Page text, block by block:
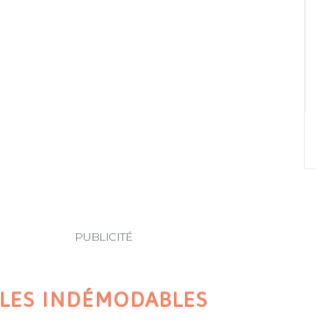
PUBLICITÉ
LES INDÉMODABLES